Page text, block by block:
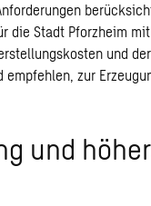
die Stadt Pforzheim
und
zur
und